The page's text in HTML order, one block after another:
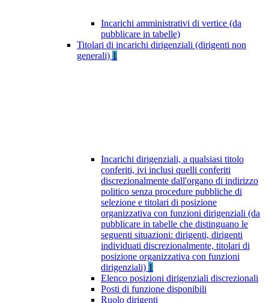
Incarichi amministrativi di vertice (da
pubblicare in tabelle)
Titolari di incarichi dirigenziali (dirigenti non
generali) 1
Incarichi dirigenziali, a qualsiasi titolo
conferiti, ivi inclusi quelli conferiti
discrezionalmente dall'organo di indirizzo
politico senza procedure pubbliche di
selezione e titolari di posizione
organizzativa con funzioni dirigenziali (da
pubblicare in tabelle che distinguano le
seguenti situazioni: dirigenti, dirigenti
individuati discrezionalmente, titolari di
posizione organizzativa con funzioni
dirigenziali) 1
Elenco posizioni dirigenziali discrezionali
Posti di funzione disponibili
Ruolo dirigenti